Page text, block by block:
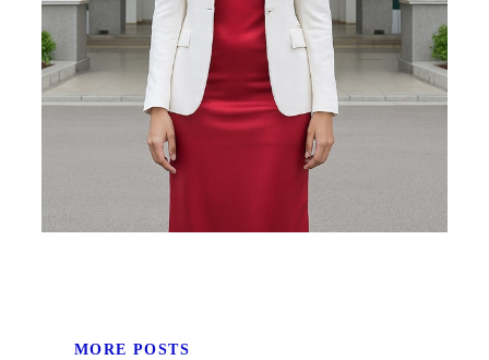
MORE POSTS